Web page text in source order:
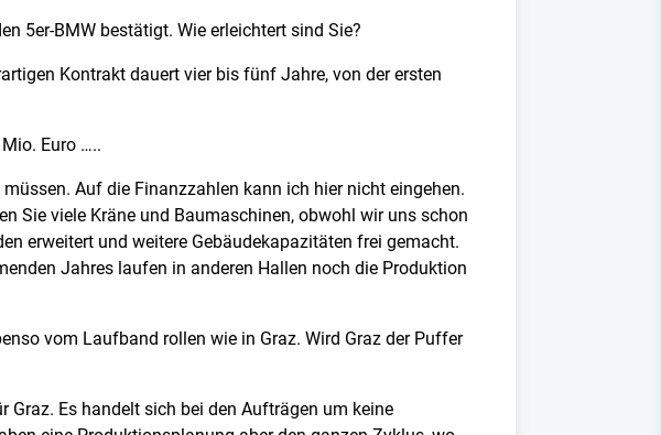
5er-BMW bestätigt. Wie erleichtert sind Sie?
Kontrakt dauert vier bis fünf Jahre, von der ersten
Euro …..
Auf die Finanzzahlen kann ich hier nicht eingehen.
Sie viele Kräne und Baumaschinen, obwohl wir uns schon
erweitert und weitere Gebäudekapazitäten frei gemacht.
Jahres laufen in anderen Hallen noch die Produktion
vom Laufband rollen wie in Graz. Wird Graz der Puffer
Es handelt sich bei den Aufträgen um keine